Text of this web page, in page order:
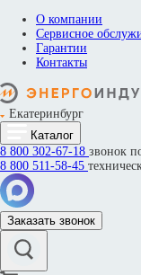
О компании
Сервисное
Гарантии
Контакты
Екатеринбург
Каталог
8 800 302-67-18 звонок
8 800 511-58-45
Заказать звонок